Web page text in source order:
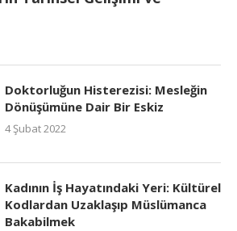
Doktorluğun Histerezisi: Mesleğin
Dönüşümüne Dair Bir Eskiz
4 Şubat 2022
Kadının İş Hayatındaki Yeri: Kültürel
Kodlardan Uzaklaşıp Müslümanca
Bakabilmek